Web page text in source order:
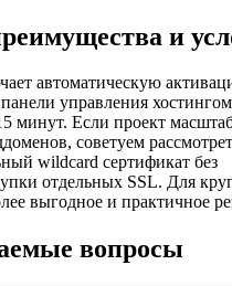
и
автоматическую
управления
минут. Если проект
советуем
wildcard сертификат без
отдельных SSL. Для
выгодное и практичное
вопросы